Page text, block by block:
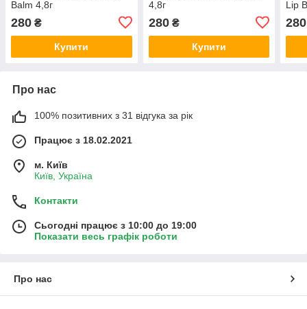
Balm 4,8г
280 ₴
Купити
4,8г
280₴
Купити
Lip
280
Про нас
100% позитивних з 31 відгука за рік
Працює з 18.02.2021
м. Київ
Київ, Україна
Контакти
Сьогодні працює з 10:00 до 19:00
Показати весь графік роботи
Про нас